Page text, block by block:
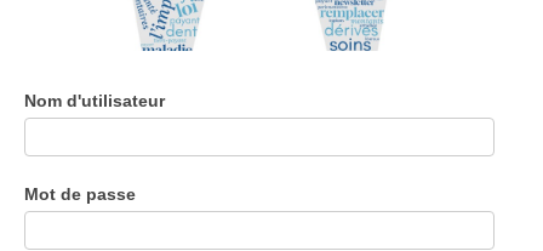
Nom d'utilisateur
Mot de passe